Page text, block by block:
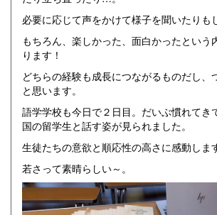
必要に応じて声をかけて様子を聞いたりも
もちろん、楽しかった、面白かったという
ります！
どちらの経験も成長につながるものだし、
と思います。
語学学校も今日で２日目。だいぶ慣れてき
国の留学生と話す姿が見られました。
生徒たちの意欲と順応性の高さに感動します
若さって素晴らしい～。